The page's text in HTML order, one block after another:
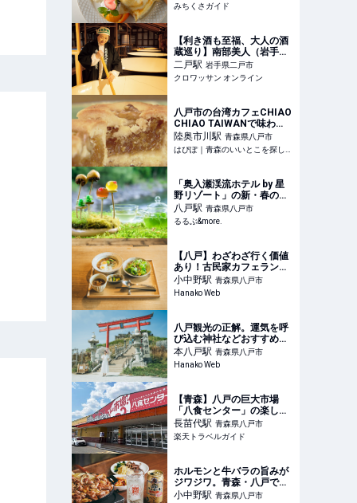
みちくさガイド
【利き酒も至福、大人の酒
蔵巡り】南部美人（岩手県
二戸市）──いざ、あの銘酒
を仕込む蔵元へ！ | くらし |
クロワッサン オンライン
二戸駅 岩手県二戸市
クロワッサン オンライン
八戸市の台湾カフェCHIAO
CHIAO TAIWANで味わ
う、カラダが喜ぶ至福のお
やつ
陸奥市川駅 青森県八戸市
はぴぽ｜青森のいいとこを探して、でかけよう！
「奥入瀬渓流ホテル by 星
野リゾート」の新・春の風
物詩！ 苔の花を楽しむ「春
のお苔見」開催｜るるぶ
&more.
八戸駅 青森県八戸市
るるぶ&more.
【八戸】わざわざ行く価値
あり！古民家カフェランチ
とナチュラルワインが楽し
めるビストロ
小中野駅 青森県八戸市
Hanako Web
八戸観光の正解。運気を呼
び込む神社などおすすめス
ポット3選
本八戸駅 青森県八戸市
Hanako Web
【青森】八戸の巨大市場
「八食センター」の楽しみ
方ガイド。ここだけの絶品
グルメやお土産情報も 【楽
天トラベル】
長苗代駅 青森県八戸市
楽天トラベルガイド
ホルモンと牛バラの旨みが
ジワジワ。青森・八戸で焼
酎ハイボールに合う美食旅
小中野駅 青森県八戸市